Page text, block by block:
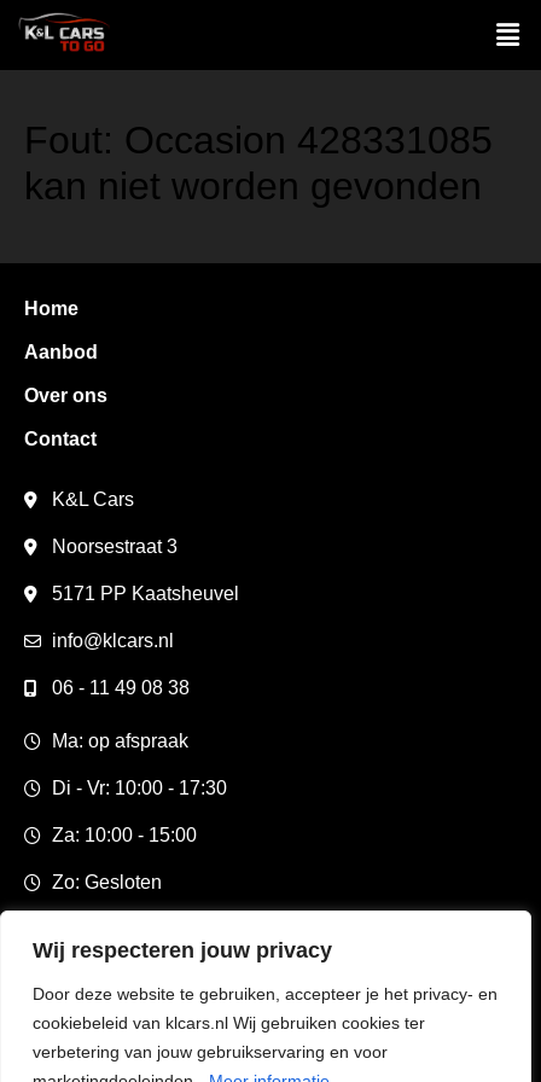
Wij respecteren jouw privacy
Door deze website te gebruiken, accepteer je het privacy- en
cookiebeleid van klcars.nl Wij gebruiken cookies ter
verbetering van jouw gebruikservaring en voor
Fout: Occasion 428331085
kan niet worden gevonden
Home
Aanbod
Over ons
Contact
K&L Cars
Noorsestraat 3
5171 PP Kaatsheuvel
info@klcars.nl
06 - 11 49 08 38
Ma: op afspraak
Di - Vr: 10:00 - 17:30
Za: 10:00 - 15:00
Zo: Gesloten